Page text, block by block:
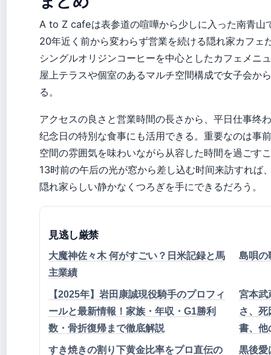
A to Z cafeは表参道の喧嘩から少しに入った南青山
20年近く前から変わらず営業を続ける隠れ家カフェ
シングルオリジンコーヒーを中心としたカフェメニ
屋上テラスや個室のあるマルチ空間構成で女子会か
る。
アクセスの良さと営業時間の長さから、平日仕事终
纪念日の特別な食事にも活用できる。重要なのは事
空間の雰囲気を味わいながら从容した時間を過ごす
13时前の午后の光が窓から差し込む时间来訪すれば
隠れ家らしい静かなくつろぎを手にできるだろう。
見逃し厳禁
大魔神佐々木 何がすごい？日米記録と馬
主業績
島唄の
【2025年】岩田康誠現役騎手のプロフィ
ールと最新情報！家族・年収・G1勝利
数・骨折復帰まで徹底解説
宮本武
さ、
書、他
すき焼きの割り下黄金比率をプロ直伝の 黒後愛